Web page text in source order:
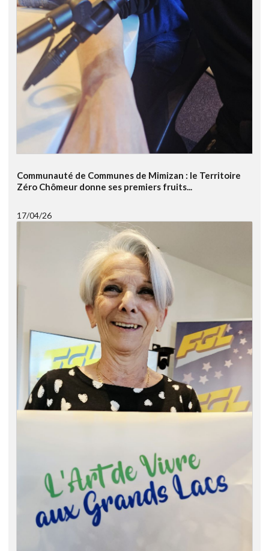
Communauté de Communes de Mimizan : le Territoire
Zéro Chômeur donne ses premiers fruits...
17/04/26